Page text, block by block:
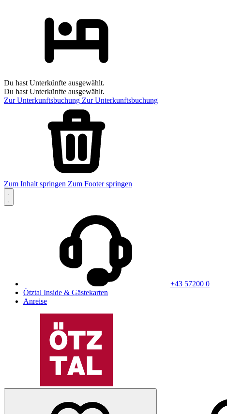
Du hast Unterkünfte ausgewählt.
Du hast Unterkünfte ausgewählt.
Zur Unterkunftsbuchung Zur Unterkunftsbuchung
Zum Inhalt springen Zum Footer springen
+43 57200 0
Ötztal Inside & Gästekarten
Anreise